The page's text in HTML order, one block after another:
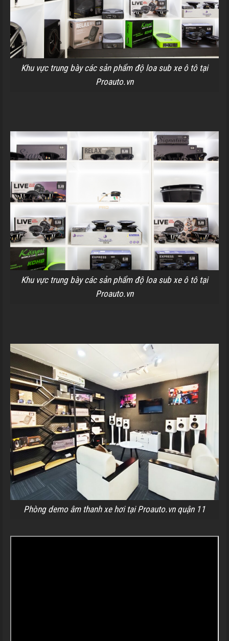
Khu vực trung bày các sản phẩm độ loa sub xe ô tô tại
Proauto.vn
Khu vực trung bày các sản phẩm độ loa sub xe ô tô tại
Proauto.vn
Phòng demo âm thanh xe hơi tại Proauto.vn quận 11